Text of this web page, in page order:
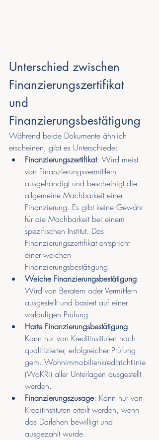
Unterschied zwischen
Finanzierungszertifikat
und
Finanzierungsbestätigung
Während beide Dokumente ähnlich
erscheinen, gibt es Unterschiede:
Finanzierungszertifikat: Wird meist
von Finanzierungsvermittlern
ausgehändigt und bescheinigt die
allgemeine Machbarkeit einer
Finanzierung. Es gibt keine Gewähr
für die Machbarkeit bei einem
spezifischen Institut. Das
Finanzierungszertifikat entspricht
einer weichen
Finanzierungsbestätigung.
Weiche Finanzierungsbestätigung:
Wird von Beratern oder Vermittlern
ausgestellt und basiert auf einer
vorläufigen Prüfung.
Harte Finanzierungsbestätigung:
Kann nur von Kreditinstituten nach
qualifizierter, erfolgreicher Prüfung
gem. Wohnimmobilienkreditrichtlinie
(WoKRi) aller Unterlagen ausgestellt
werden.
Finanzierungszusage: Kann nur von
Kreditinstituten erteilt werden, wenn
das Darlehen bewilligt und
ausgezahlt wurde.